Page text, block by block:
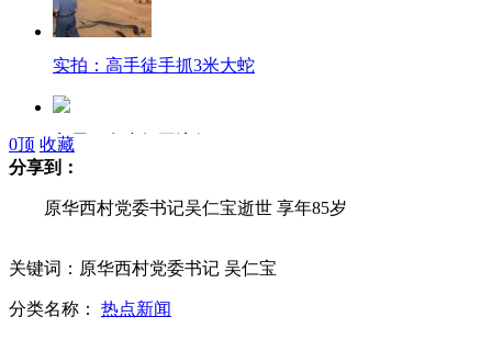
实拍：高手徒手抓3米大蛇
印尼：鬼步舞正流行
未来三天北方降温4-12℃ 南方有大到暴雨
0顶 收藏
分享到：
原华西村党委书记吴仁宝逝世 享年85岁
关键词：原华西村党委书记 吴仁宝
分类名称： 热点新闻